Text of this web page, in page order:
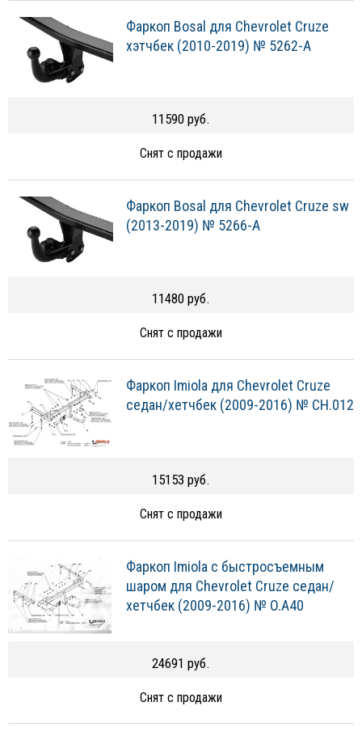
Фаркоп Bosal для Chevrolet Cruze
хэтчбек (2010-2019) № 5262-A
11590 руб.
Снят с продажи
Фаркоп Bosal для Chevrolet Cruze sw
(2013-2019) № 5266-A
11480 руб.
Снят с продажи
Фаркоп Imiola для Chevrolet Cruze
седан/хетчбек (2009-2016) № CH.012
15153 руб.
Снят с продажи
Фаркоп Imiola c быстросъемным
шаром для Chevrolet Cruze седан/
хетчбек (2009-2016) № O.A40
24691 руб.
Снят с продажи